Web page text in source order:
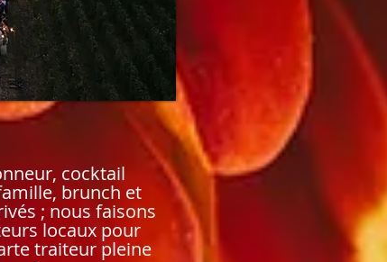
, cocktail
brunch et
; nous faisons
locaux pour
traiteur pleine